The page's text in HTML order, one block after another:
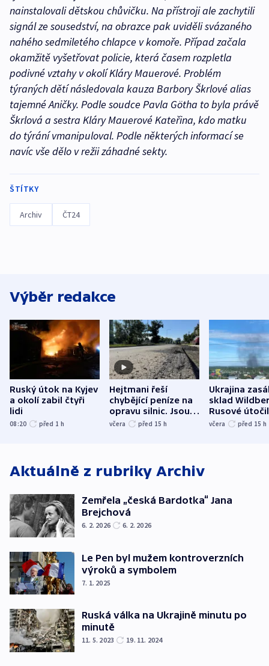
nainstalovali dětskou chůvičku. Na přístroji ale zachytili
signál ze sousedství, na obrazce pak uviděli svázaného
nahého sedmiletého chlapce v komoře. Případ začala
okamžitě vyšetřovat policie, která časem rozpletla
podivné vztahy v okolí Kláry Mauerové. Problém
týraných dětí následovala kauza Barbory Škrlové alias
tajemné Aničky. Podle soudce Pavla Götha to byla právě
Škrlová a sestra Kláry Mauerové Kateřina, kdo matku
do týrání vmanipuloval. Podle některých informací se
navíc vše dělo v režii záhadné sekty.
ŠTÍTKY
Archiv ČT24
Výběr redakce
Ruský útok na Kyjev
a okolí zabil čtyři
lidi
08:20 před 1 h
Hejtmani řeší
chybějící peníze na
opravu silnic. Jsou
nenárokové, namítá
včera před 15 h
Ukrajina
sklad
Rusové
trh, hasiče či
včera před 15 h
Aktuálně z rubriky Archiv
Zemřela „česká Bardotka“ Jana
Brejchová
6. 2. 2026 6. 2. 2026
Le Pen byl mužem kontroverzních
výroků a symbolem
7. 1. 2025
Ruská válka na Ukrajině minutu po
minutě
11. 5. 2023 19. 11. 2024